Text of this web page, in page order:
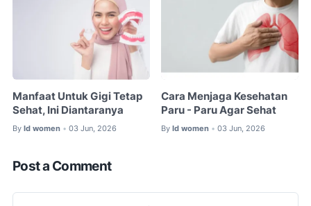
Manfaat Untuk Gigi Tetap
Sehat, Ini Diantaranya
By Id women • 03 Jun, 2026
Cara Menjaga Kesehatan
Paru - Paru Agar Sehat
By Id women • 03 Jun, 2026
Post a Comment